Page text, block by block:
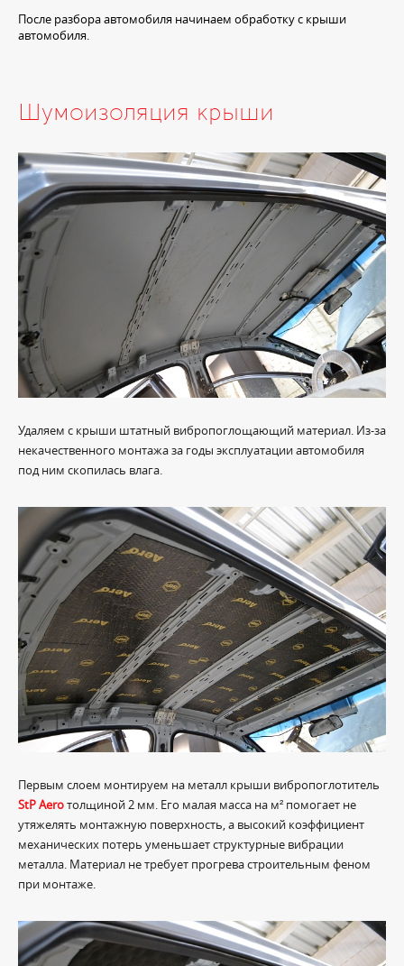
После разбора автомобиля начинаем обработку с крыши
автомобиля.
Шумоизоляция крыши
Удаляем с крыши штатный вибропоглощающий материал. Из-за
некачественного монтажа за годы эксплуатации автомобиля
под ним скопилась влага.
Первым слоем монтируем на металл крыши вибропоглотитель
StP Aeroтолщиной 2 мм. Его малая масса на м² помогает не
утяжелять монтажную поверхность, а высокий коэффициент
механических потерь уменьшает структурные вибрации
металла. Материал не требует прогрева строительным феном
при монтаже.